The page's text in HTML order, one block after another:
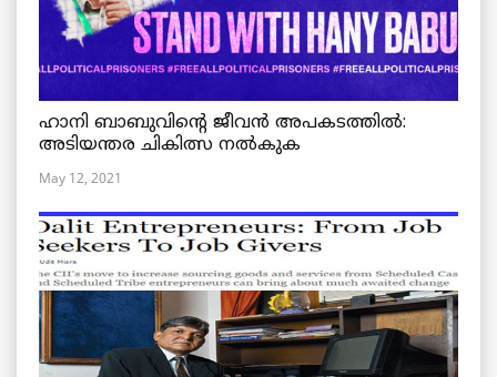
ഹാനി ബാബുവിന്റെ ജീവൻ അപകടത്തിൽ:
അടിയന്തര ചികിത്സ നൽകുക
May 12, 2021